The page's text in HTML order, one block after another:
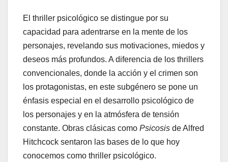
El thriller psicológico se distingue por su
capacidad para adentrarse en la mente de los
personajes, revelando sus motivaciones, miedos y
deseos más profundos. A diferencia de los thrillers
convencionales, donde la acción y el crimen son
los protagonistas, en este subgénero se pone un
énfasis especial en el desarrollo psicológico de
los personajes y en la atmósfera de tensión
constante. Obras clásicas como Psicosis de Alfred
Hitchcock sentaron las bases de lo que hoy
conocemos como thriller psicológico.